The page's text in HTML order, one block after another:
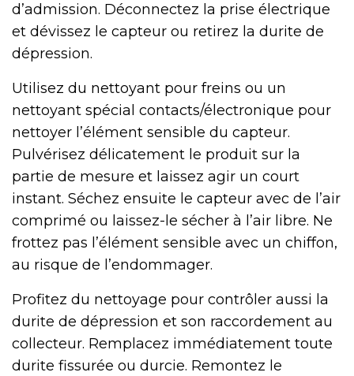
d’admission. Déconnectez la prise électrique
et dévissez le capteur ou retirez la durite de
dépression.
Utilisez du nettoyant pour freins ou un
nettoyant spécial contacts/électronique pour
nettoyer l’élément sensible du capteur.
Pulvérisez délicatement le produit sur la
partie de mesure et laissez agir un court
instant. Séchez ensuite le capteur avec de l’air
comprimé ou laissez-le sécher à l’air libre. Ne
frottez pas l’élément sensible avec un chiffon,
au risque de l’endommager.
Profitez du nettoyage pour contrôler aussi la
durite de dépression et son raccordement au
collecteur. Remplacez immédiatement toute
durite fissurée ou durcie. Remontez le